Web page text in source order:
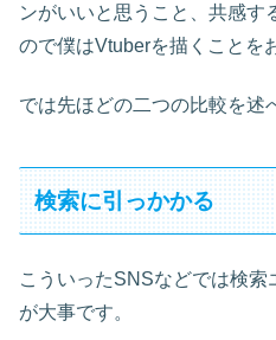
ンがいいと思うこと、共感す
ので僕はVtuberを描くことを
では先ほどの二つの比較を述
検索に引っかかる
こういったSNSなどでは検索
が大事です。